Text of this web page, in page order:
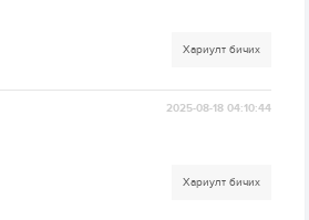
Хариулт бичих
2025-08-18 04:10:44
Хариулт бичих